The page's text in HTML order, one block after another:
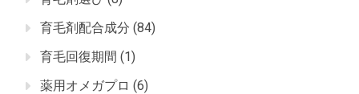
育毛剤配合成分 (84)
育毛回復期間 (1)
薬用オメガプロ (6)